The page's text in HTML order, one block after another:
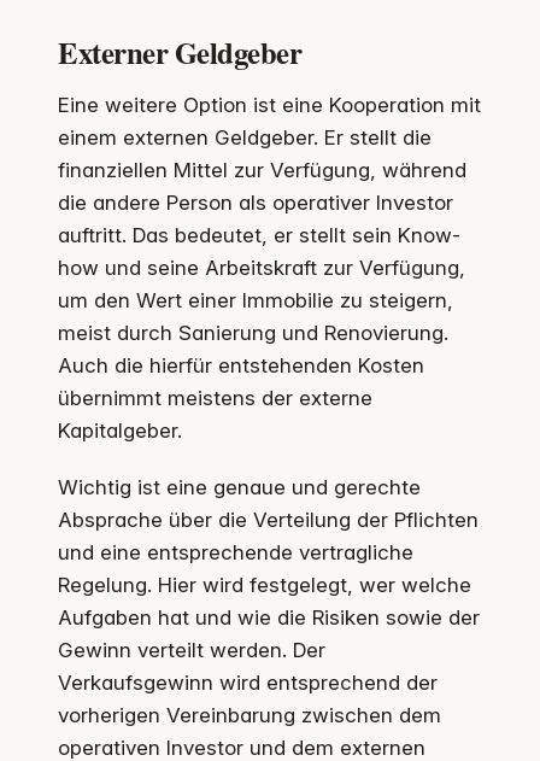
Externer Geldgeber
Eine weitere Option ist eine Kooperation mit
einem externen Geldgeber. Er stellt die
finanziellen Mittel zur Verfügung, während
die andere Person als operativer Investor
auftritt. Das bedeutet, er stellt sein Know-
how und seine Arbeitskraft zur Verfügung,
um den Wert einer Immobilie zu steigern,
meist durch Sanierung und Renovierung.
Auch die hierfür entstehenden Kosten
übernimmt meistens der externe
Kapitalgeber.
Wichtig ist eine genaue und gerechte
Absprache über die Verteilung der Pflichten
und eine entsprechende vertragliche
Regelung. Hier wird festgelegt, wer welche
Aufgaben hat und wie die Risiken sowie der
Gewinn verteilt werden. Der
Verkaufsgewinn wird entsprechend der
vorherigen Vereinbarung zwischen dem
operativen Investor und dem externen